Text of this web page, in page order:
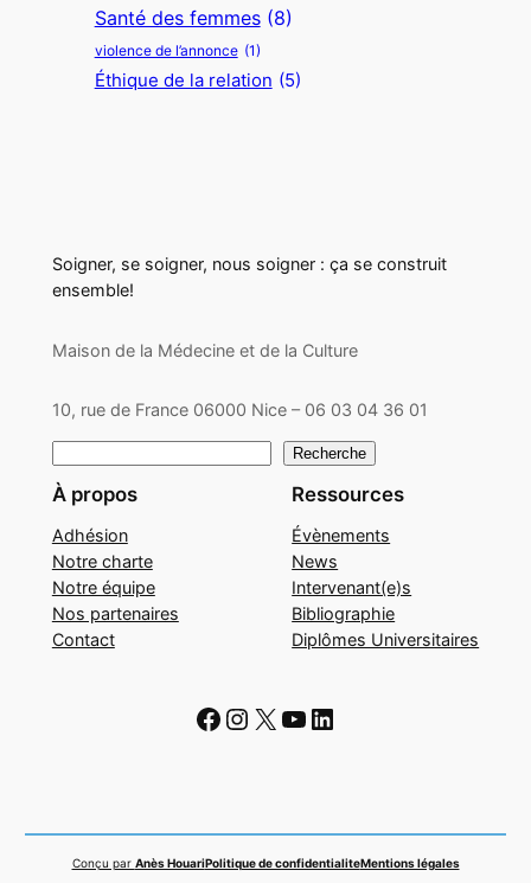
Santé des femmes (8)
violence de l’annonce (1)
Éthique de la relation (5)
Soigner, se soigner, nous soigner : ça se construit
ensemble!
Maison de la Médecine et de la Culture
10, rue de France 06000 Nice – 06 03 04 36 01
Recherche
À propos
Adhésion
Notre charte
Notre équipe
Nos partenaires
Contact
Ressources
Évènements
News
Intervenant(e)s
Bibliographie
Diplômes Universitaires
Facebook
Instagram
X YouTube
LinkedIn
Conçu par Anès HouariPolitique de confidentialiteMentions légales